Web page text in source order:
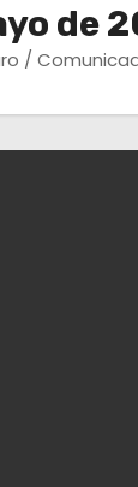
de
/